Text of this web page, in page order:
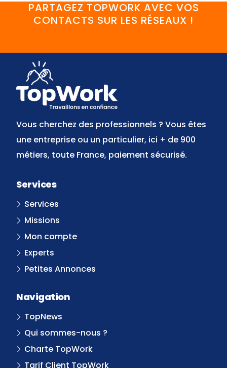
PARTAGEZ TOPWORK AVEC VOS
CONTACTS SUR LES RÉSEAUX !
Vous cherchez des professionnels ? Vous êtes
une entreprise ou un particulier, ici + de 900
métiers, toute France, paiement sécurisé.
Services
Services
Missions
Mon compte
Experts
Petites Annonces
Navigation
TopNews
Qui sommes-nous ?
Charte TopWork
Tarif Client TopWork